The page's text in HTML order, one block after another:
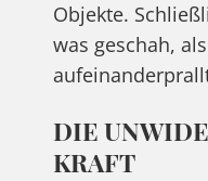
Objekte.
was geschah,
DIE
KRAFT